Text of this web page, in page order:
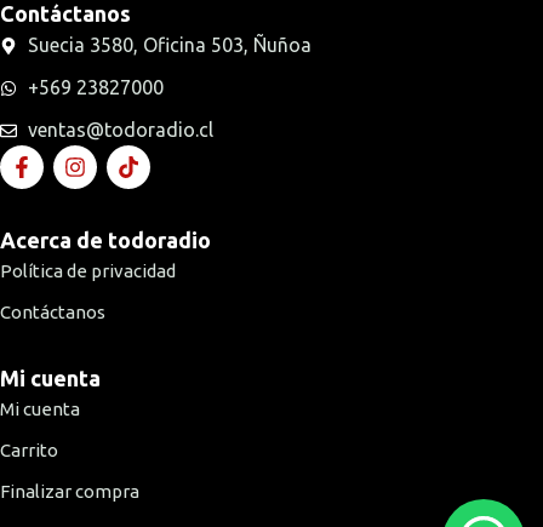
Contáctanos
Suecia 3580, Oficina 503, Ñuñoa
+569 23827000
ventas@todoradio.cl
Acerca de todoradio
Política de privacidad
Contáctanos
Mi cuenta
Mi cuenta
Carrito
Finalizar compra